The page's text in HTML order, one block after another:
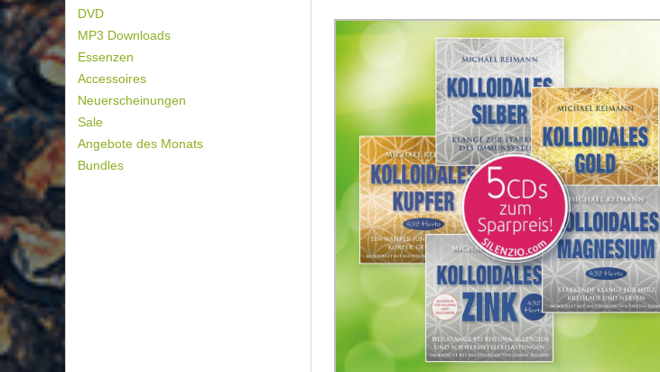
DVD
MP3 Downloads
Essenzen
Accessoires
Neuerscheinungen
Sale
Angebote des Monats
Bundles